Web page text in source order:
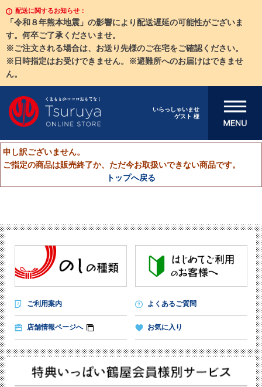
配送に関するお知らせ：
「令和８年熊本地震」の影響により配送遅延の可能性がございま
す。何卒ご了承くださいませ。
※ご注文される場合は、お送り先様のご在宅をご確認ください。
※日時指定はお受けできません。※避難所へのお届けはできませ
ん。
いらっしゃいませ
ゲスト 様
メニューを開
申し訳ございません。
ご指定の商品は販売終了か、ただ今お取扱いできない商品です。
トップへ戻る
ご利用案内 よくあるご質問
店舗情報ページへ お気に入り